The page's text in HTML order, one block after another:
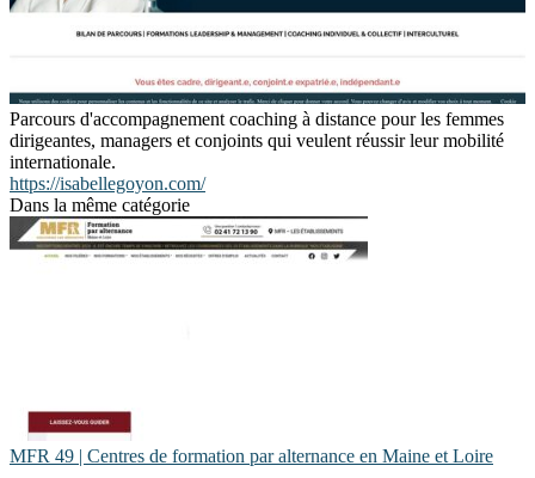
Parcours d'accompagnement coaching à distance pour les femmes
dirigeantes, managers et conjoints qui veulent réussir leur mobilité
internationale.
https://isabellegoyon.com/
Dans la même catégorie
MFR 49 | Centres de formation par alternance en Maine et Loire